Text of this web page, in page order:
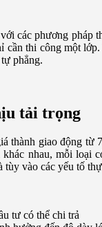
các phương
cần thi công một
phẳng.
tải trọng
thành giao động từ
nhau, mỗi loại
vào các yếu tố
tư có thể chi trả